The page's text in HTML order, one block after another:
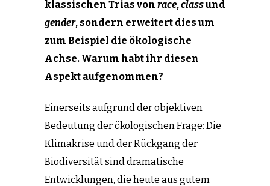
klassischen Trias von race, classund
gender, sondern erweitert dies um
zum Beispiel die ökologische
Achse. Warum habt ihr diesen
Aspekt aufgenommen?
Einerseits aufgrund der objektiven
Bedeutung der ökologischen Frage: Die
Klimakrise und der Rückgang der
Biodiversität sind dramatische
Entwicklungen, die heute aus gutem